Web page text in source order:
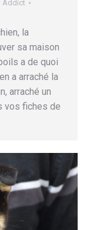
Addict
la
sa maison
a de quoi
a arraché la
arraché un
vos fiches de